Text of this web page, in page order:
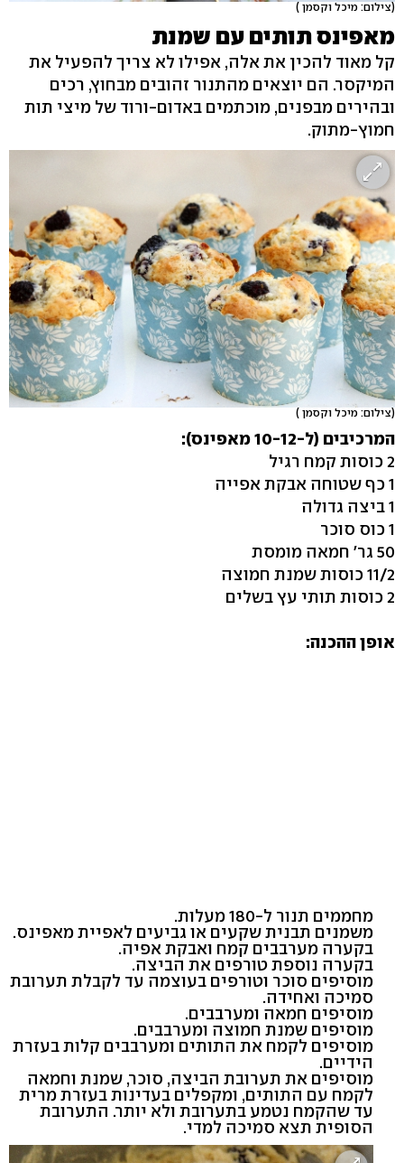
(צילום: מיכל וקסמן )
מאפינס תותים עם שמנת
קל מאוד להכין את אלה, אפילו לא צריך להפעיל את
המיקסר. הם יוצאים מהתנור זהובים מבחוץ, רכים
ובהירים מבפנים, מוכתמים באדום-ורוד של מיצי תות
חמוץ-מתוק.
(צילום: מיכל וקסמן )
המרכיבים (ל-10-12 מאפינס):
2 כוסות קמח רגיל
1 כף שטוחה אבקת אפייה
1 ביצה גדולה
1 כוס סוכר
50 גר' חמאה מומסת
11/2 כוסות שמנת חמוצה
2 כוסות תותי עץ בשלים
אופן ההכנה:
מחממים תנור ל-180 מעלות.
משמנים תבנית שקעים או גביעים לאפיית מאפינס.
בקערה מערבבים קמח ואבקת אפיה.
בקערה נוספת טורפים את הביצה.
מוסיפים סוכר וטורפים בעוצמה עד לקבלת תערובת
סמיכה ואחידה.
מוסיפים חמאה ומערבבים.
מוסיפים שמנת חמוצה ומערבבים.
מוסיפים לקמח את התותים ומערבבים קלות בעזרת
הידיים.
מוסיפים את תערובת הביצה, סוכר, שמנת וחמאה
לקמח עם התותים, ומקפלים בעדינות בעזרת מרית
עד שהקמח נטמע בתערובת ולא יותר. התערובת
הסופית תצא סמיכה למדי.